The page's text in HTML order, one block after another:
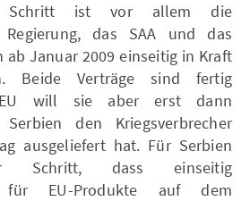
Schritt ist vor allem die
Regierung, das SAA und das
ab Januar 2009 einseitig in Kraft
Beide Verträge sind fertig
will sie aber erst dann
den Kriegsverbrecher
ausgeliefert hat. Für Serbien
Schritt, dass einseitig
für EU-Produkte auf dem